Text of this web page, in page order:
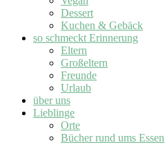
Dessert
Kuchen & Gebäck
so schmeckt Erinnerung
Eltern
Großeltern
Freunde
Urlaub
über uns
Lieblinge
Orte
Bücher rund ums Essen